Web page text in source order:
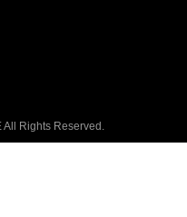
All Rights Reserved.